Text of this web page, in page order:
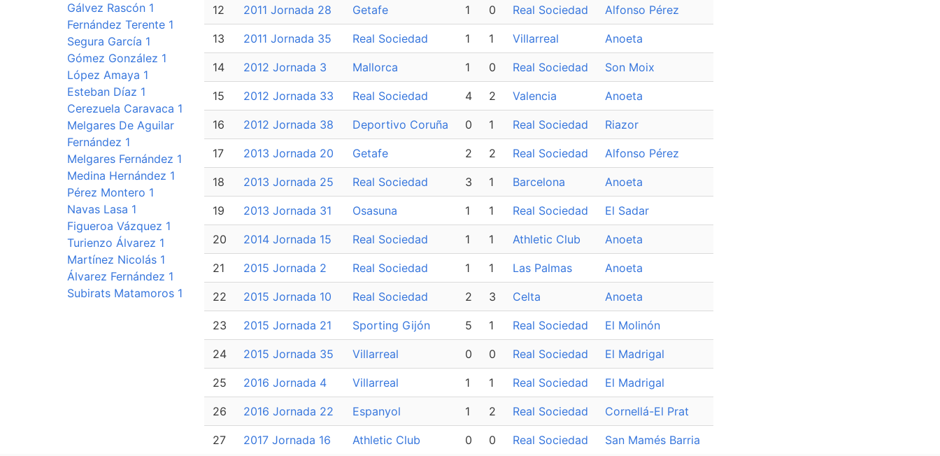
Gálvez Rascón 1
Fernández Terente 1
Segura García 1
Gómez González 1
López Amaya 1
Esteban Díaz 1
Cerezuela Caravaca 1
Melgares De Aguilar
Fernández 1
Melgares Fernández 1
Medina Hernández 1
Pérez Montero 1
Navas Lasa 1
Figueroa Vázquez 1
Turienzo Álvarez 1
Martínez Nicolás 1
Álvarez Fernández 1
Subirats Matamoros 1
12 2011 Jornada 28 Getafe 1 0 Real Sociedad Alfonso Pérez
13 2011 Jornada 35 Real Sociedad 1 1 Villarreal Anoeta
14 2012 Jornada 3 Mallorca 1 0 Real Sociedad Son Moix
15 2012 Jornada 33 Real Sociedad 4 2 Valencia Anoeta
16 2012 Jornada 38 Deportivo Coruña 0 1 Real Sociedad Riazor
17 2013 Jornada 20 Getafe 2 2 Real Sociedad Alfonso Pérez
18 2013 Jornada 25 Real Sociedad 3 1 Barcelona Anoeta
19 2013 Jornada 31 Osasuna 1 1 Real Sociedad El Sadar
20 2014 Jornada 15 Real Sociedad 1 1 Athletic Club Anoeta
21 2015 Jornada 2 Real Sociedad 1 1 Las Palmas Anoeta
22 2015 Jornada 10 Real Sociedad 2 3 Celta Anoeta
23 2015 Jornada 21 Sporting Gijón 5 1 Real Sociedad El Molinón
24 2015 Jornada 35 Villarreal 0 0 Real Sociedad El Madrigal
25 2016 Jornada 4 Villarreal 1 1 Real Sociedad El Madrigal
26 2016 Jornada 22 Espanyol 1 2 Real Sociedad Cornellá-El Prat
27 2017 Jornada 16 Athletic Club 0 0 Real Sociedad San Mamés Barria